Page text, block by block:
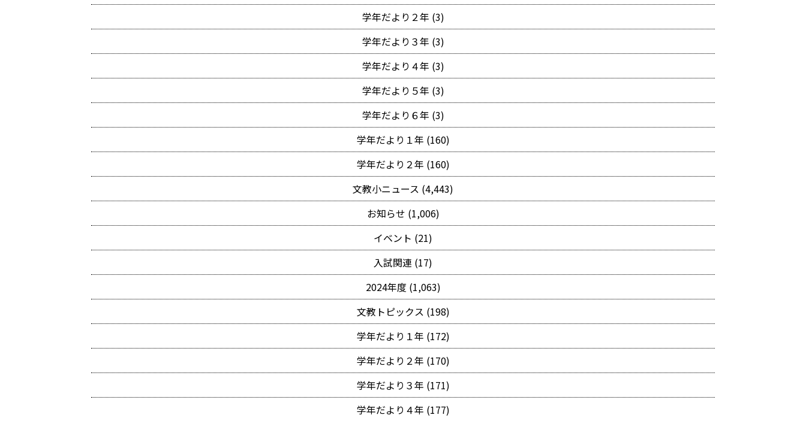
学年だより２年 (3)
学年だより３年 (3)
学年だより４年 (3)
学年だより５年 (3)
学年だより６年 (3)
学年だより１年 (160)
学年だより２年 (160)
文教小ニュース (4,443)
お知らせ (1,006)
イベント (21)
入試関連 (17)
2024年度 (1,063)
文教トピックス (198)
学年だより１年 (172)
学年だより２年 (170)
学年だより３年 (171)
学年だより４年 (177)